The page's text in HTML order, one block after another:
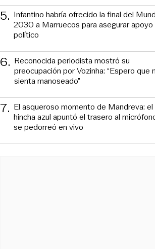
5. Infantino habría ofrecido la final del
2030 a Marruecos para asegurar apoyo
político
6. Reconocida periodista mostró su
preocupación por Vozinha: “Espero que
sienta manoseado”
7. El asqueroso momento de Mandreva: el
hincha azul apuntó el trasero al
se pedorreó en vivo